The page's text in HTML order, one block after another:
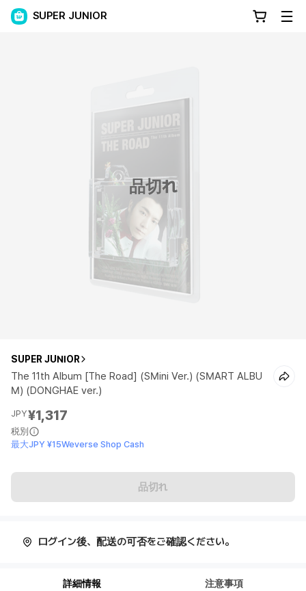
SUPER JUNIOR
品切れ
SUPER JUNIOR
The 11th Album [The Road] (SMini Ver.) (SMART ALBU
M) (DONGHAE ver.)
JPY¥1,317
税別
最大JPY ¥15Weverse Shop Cash
品切れ
ログイン後、配送の可否をご確認ください。
詳細情報 注意事項